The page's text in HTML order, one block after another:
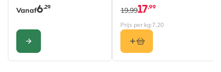
Vanaf6,29
CONFIGURE
17,99
19,99
Prijs per kg:7,20